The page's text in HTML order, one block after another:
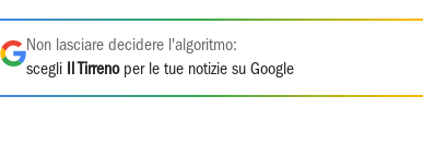
Non lasciare decidere l'algoritmo:
scegli
Il Tirrenoper le tue notizie su Google